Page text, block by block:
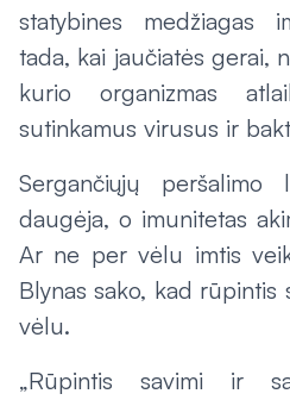
statybines medžiagas
tada, kai jaučiatės gerai,
kurio organizmas
sutinkamus virusus ir
Sergančiųjų peršalimo
daugėja, o imunitetas
Ar ne per vėlu imtis
Blynas sako, kad rūpintis
vėlu.
„Rūpintis savimi ir